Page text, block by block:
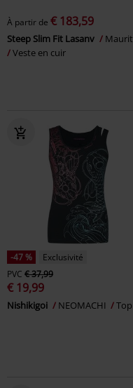
À partir de € 183,59
Steep Slim Fit Lasanv
Veste en cuir
-47 %
Exclusivité
PVC € 37,99
€ 19,99
Nishikigoi NEOMACHI Top